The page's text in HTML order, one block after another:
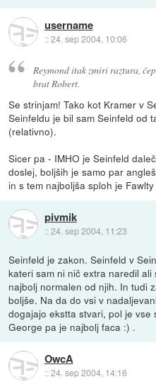
username
::24. sep 2004, 10:06
Reymond itak zmiri raztura,
brat Robert.
Se strinjam! Tako kot Kramer v
Seinfeldu je bil sam Seinfeld od
(relativno).
Sicer pa - IMHO je Seinfeld
doslej, boljših je samo par
in s tem najboljša sploh je
pivmik
::24. sep 2004, 11:23
Seinfeld je zakon. Seinfeld v
kateri sam ni nič extra naredil
najbolj normalen od njih. In tudi
boljše. Na da do vsi v
dogajajo ekstta stvari, pol je vse
George pa je najbolj faca :) .
OwcA
::24. sep 2004, 14:16